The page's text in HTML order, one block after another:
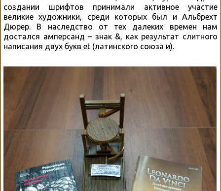
создании шрифтов принимали активное участие
великие художники, среди которых был и Альбрехт
Дюрер. В наследство от тех далеких времен нам
достался амперсанд – знак &, как результат слитного
написания двух букв et (латинского союза и).